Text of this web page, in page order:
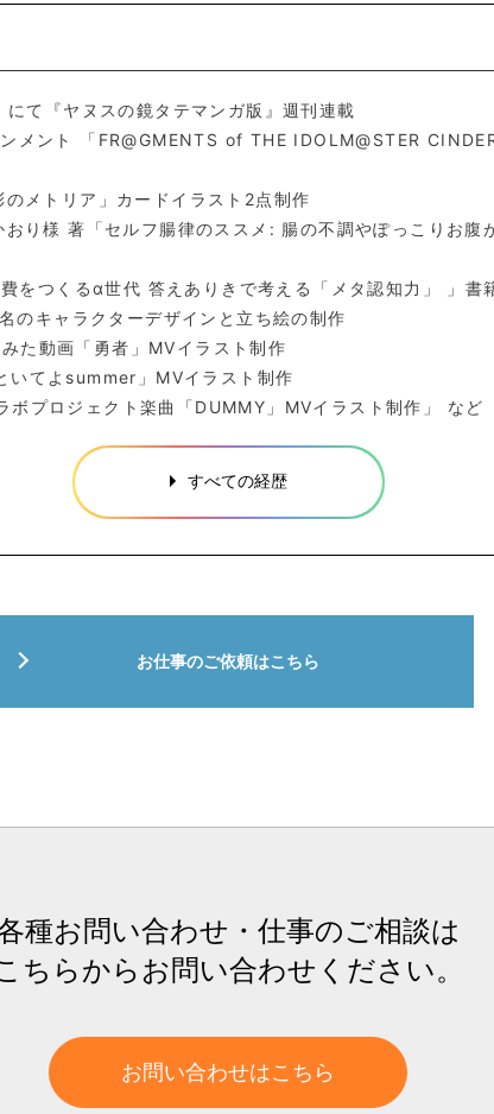
て『ヤヌスの鏡タテマンガ版』週刊連載
メント 「FR@GMENTS of THE IDOLM@STER
メトリア」カードイラスト2点制作
おり様 著「セルフ腸律のススメ: 腸の不調やぽっこりお腹
をつくるα世代 答えありきで考える「メタ認知力」 」書
のキャラクターデザインと立ち絵の制作
た動画「勇者」MVイラスト制作
いてよsummer」MVイラスト制作
ボプロジェクト楽曲「DUMMY」MVイラスト制作」 など
すべての経歴
お仕事のご依頼はこちら
種お問い合わせ・仕事のご相談は
ちらからお問い合わせください。
お問い合わせはこちら